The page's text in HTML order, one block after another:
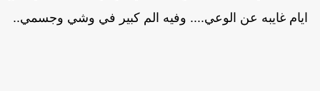
ايام غايبه عن الوعي.... وفيه الم كبير في وشي وجسمي..